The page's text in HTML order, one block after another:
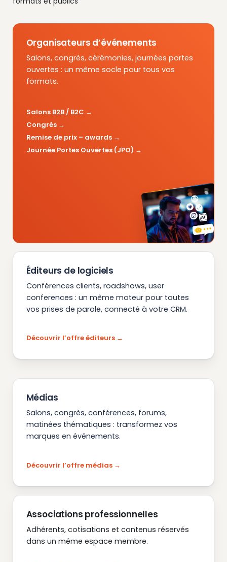
Organisateurs d’événements
Salons, congrès, cérémonies, journées portes
ouvertes : un même socle pour tous vos
formats.
Salons B2B / B2C
Congrès
Remise de prix – awards
Journée Portes Ouvertes (JPO)
Éditeurs de logiciels
Conférences clients, roadshows, user
conferences : un même moteur pour toutes
vos prises de parole, connecté à votre CRM.
Découvrir l’offre éditeurs
Médias
Salons, congrès, conférences, forums,
matinées thématiques : transformez vos
marques en événements.
Découvrir l’offre médias
Associations professionnelles
Adhérents, cotisations et contenus réservés
dans un même espace membre.